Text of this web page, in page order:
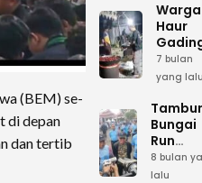
(BEM) se-
di depan
dan tertib
Warga
Haur
Siapkan
Bumbu
Umum
Rajab di
7 bulan
yang lalu
Bungai
Run
Hari Bela
8 bulan
lalu